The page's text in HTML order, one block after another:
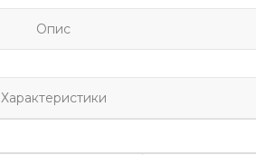
Опис
Характеристики